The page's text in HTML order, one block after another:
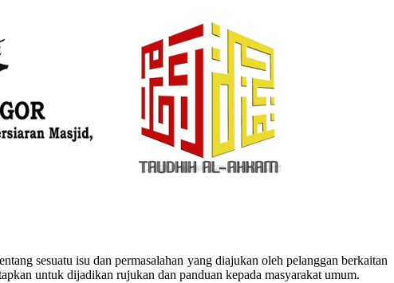
sesuatu isu dan permasalahan yang diajukan oleh pelanggan berkaitan
untuk dijadikan rujukan dan panduan kepada masyarakat umum.